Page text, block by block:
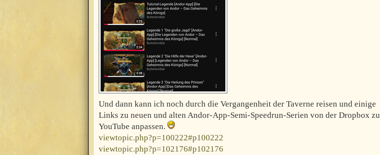
Und dann kann ich noch durch die Vergangenheit der Taverne reisen und einige
Links zu neuen und alten Andor-App-Semi-Speedrun-Serien von der Dropbox zu
YouTube anpassen.
viewtopic.php?p=100222#p100222
viewtopic.php?p=102176#p102176